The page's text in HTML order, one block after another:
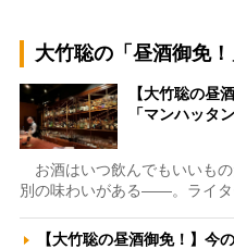
大竹聡の「昼酒御免！
【大竹聡の昼
「マンハッタ
お酒はいつ飲んでもいいも
別の味わいがある――。ライタ
【大竹聡の昼酒御免！】今